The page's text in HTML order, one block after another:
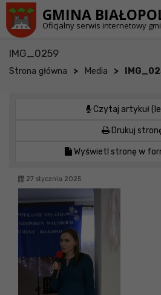
GMINA
Oficjalny serwis internetowy
IMG_0259
Strona główna > Media >
Czytaj artykuł
Drukuj
Wyświetl stronę w
27 stycznia 2025